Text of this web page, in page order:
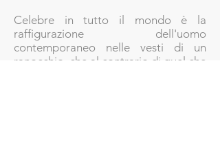
Celebre in tutto il mondo è la
raffigurazione dell'uomo
contemporaneo nelle vesti di un
ranocchio, che al contrario di quel che